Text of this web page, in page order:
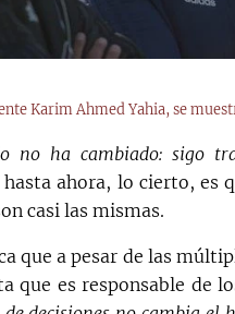
Karim Ahmed Yahia, se
no ha cambiado: sigo
hasta ahora, lo cierto, es
casi las mismas.
que a pesar de las
que es responsable de